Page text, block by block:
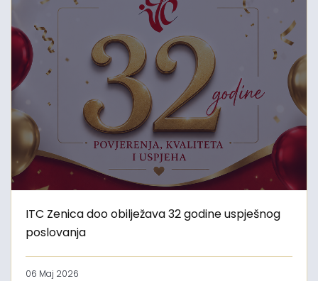
ITC Zenica doo obilježava 32 godine uspješnog
poslovanja
06 Maj 2026